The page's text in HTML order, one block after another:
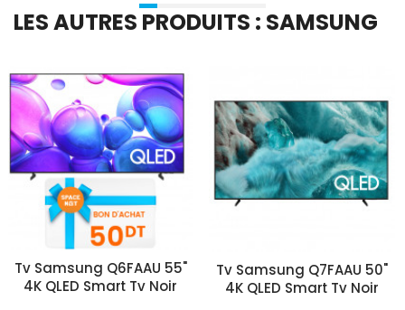
LES AUTRES PRODUITS : SAMSUNG
Tv Samsung Q6FAAU 55"
4K QLED Smart Tv Noir
Tv Samsung Q7FAAU 50"
4K QLED Smart Tv Noir